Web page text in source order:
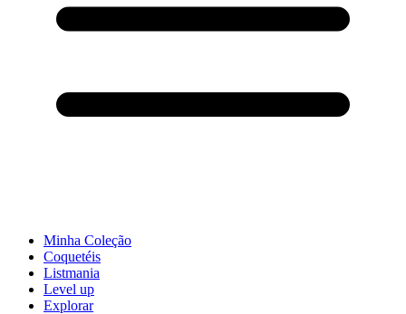
Minha Coleção
Coquetéis
Listmania
Level up
Explorar